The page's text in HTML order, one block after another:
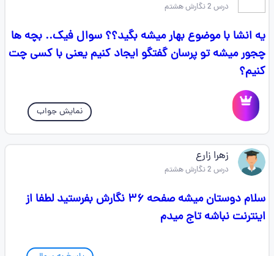
درس 2 نگارش هشتم
یه انشا با موضوع بهار میشه بگید؟؟ سوال فیک.. بچه ها
چجور میشه تو پرسان گفتگو ایجاد کنیم یعنی با کسی چت
کنیم؟
نمایش جواب
زهرا زارع
درس 2 نگارش هشتم
سلام دوستان میشه صفحه ۳۶ نگارش بفرستید لطفا از
اینترنت نباشه تاج میدم